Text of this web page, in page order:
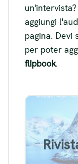
aggiungi
pagina. Devi
per poter
flipbook.